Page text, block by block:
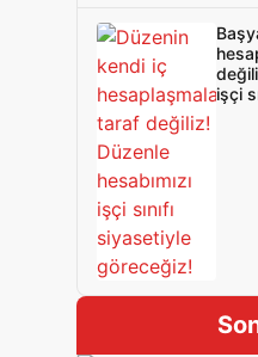
işçi